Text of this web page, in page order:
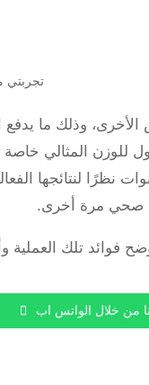
وذلك ما يدفع
للوزن المثالي
نظرًا لنتائجها
صحي مرة أخرى.
فوائد تلك العملية
من خلال الواتس اب